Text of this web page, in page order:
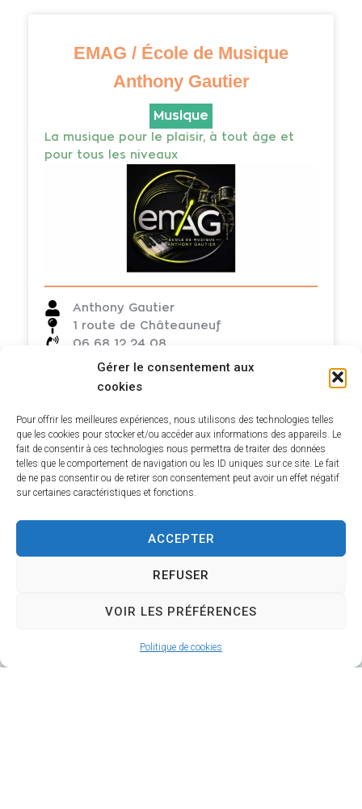
Gérer le consentement aux
cookies
Pour offrir les meilleures expériences, nous utilisons des technologies telles
que les cookies pour stocker et/ou accéder aux informations des appareils. Le
fait de consentir à ces technologies nous permettra de traiter des données
telles que le comportement de navigation ou les ID uniques sur ce site. Le fait
de ne pas consentir ou de retirer son consentement peut avoir un effet négatif
sur certaines caractéristiques et fonctions.
ACCEPTER
REFUSER
VOIR LES PRÉFÉRENCES
Politique de cookies
EMAG / École de Musique
Anthony Gautier
Musique
La musique pour le plaisir, à tout âge et
pour tous les niveaux
Anthony Gautier
1 route de Châteauneuf
06 68 12 24 08
gautier.anthony18@gmail.com
Voir tous les commerçants